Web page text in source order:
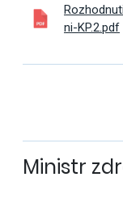
ni-KP.2.pdf
Ministr